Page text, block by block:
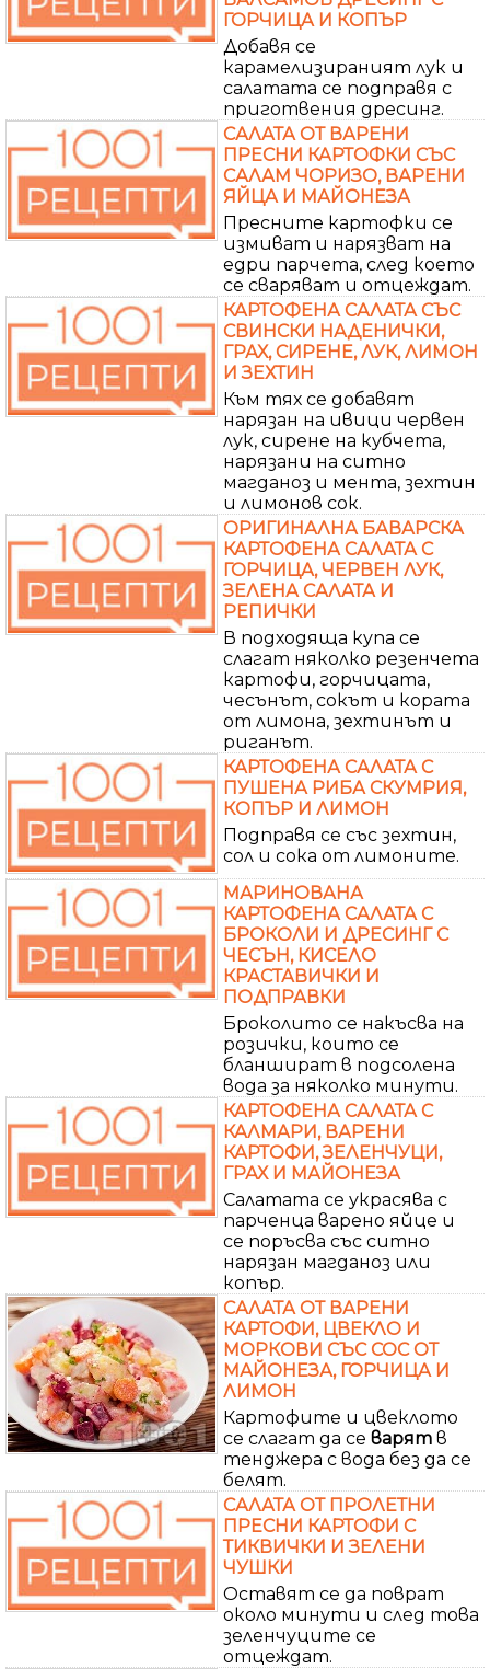
ГОРЧИЦА И КОПЪР
Добавя се
карамелизираният лук и
салатата се подправя с
приготвения дресинг.
САЛАТА ОТ ВАРЕНИ
ПРЕСНИ КАРТОФКИ СЪС
САЛАМ ЧОРИЗО, ВАРЕНИ
ЯЙЦА И МАЙОНЕЗА
Пресните картофки се
измиват и нарязват на
едри парчета, след което
се сваряват и отцеждат.
КАРТОФЕНА САЛАТА СЪС
СВИНСКИ НАДЕНИЧКИ,
ГРАХ, СИРЕНЕ, ЛУК, ЛИМОН
И ЗЕХТИН
Към тях се добавят
нарязан на ивици червен
лук, сирене на кубчета,
нарязани на ситно
магданоз и мента, зехтин
и лимонов сок.
ОРИГИНАЛНА БАВАРСКА
КАРТОФЕНА САЛАТА С
ГОРЧИЦА, ЧЕРВЕН ЛУК,
ЗЕЛЕНА САЛАТА И
РЕПИЧКИ
В подходяща купа се
слагат няколко резенчета
картофи, горчицата,
чесънът, сокът и кората
от лимона, зехтинът и
риганът.
КАРТОФЕНА САЛАТА С
ПУШЕНА РИБА СКУМРИЯ,
КОПЪР И ЛИМОН
Подправя се със зехтин,
сол и сока от лимоните.
МАРИНОВАНА
КАРТОФЕНА САЛАТА С
БРОКОЛИ И ДРЕСИНГ С
ЧЕСЪН, КИСЕЛО
КРАСТАВИЧКИ И
ПОДПРАВКИ
Броколито се накъсва на
розички, които се
бланшират в подсолена
вода за няколко минути.
КАРТОФЕНА САЛАТА С
КАЛМАРИ, ВАРЕНИ
КАРТОФИ, ЗЕЛЕНЧУЦИ,
ГРАХ И МАЙОНЕЗА
Салатата се украсява с
парченца варено яйце и
се поръсва със ситно
нарязан магданоз или
копър.
САЛАТА ОТ ВАРЕНИ
КАРТОФИ, ЦВЕКЛО И
МОРКОВИ СЪС СОС ОТ
МАЙОНЕЗА, ГОРЧИЦА И
ЛИМОН
Картофите и цвеклото
се слагат да се варят в
тенджера с вода без да се
белят.
САЛАТА ОТ ПРОЛЕТНИ
ПРЕСНИ КАРТОФИ С
ТИКВИЧКИ И ЗЕЛЕНИ
ЧУШКИ
Оставят се да поврат
около минути и след това
зеленчуците се
отцеждат.